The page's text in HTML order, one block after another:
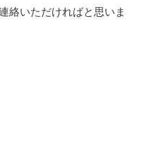
絡いただければと思いま